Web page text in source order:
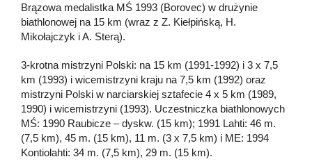
Brązowa medalistka MŚ 1993 (Borovec) w drużynie
biathlonowej na 15 km (wraz z Z. Kiełpińską, H.
Mikołajczyk i A. Sterą).
3-krotna mistrzyni Polski: na 15 km (1991-1992) i 3 x 7,5
km (1993) i wicemistrzyni kraju na 7,5 km (1992) oraz
mistrzyni Polski w narciarskiej sztafecie 4 x 5 km (1989,
1990) i wicemistrzyni (1993). Uczestniczka biathlonowych
MŚ: 1990 Raubicze – dyskw. (15 km); 1991 Lahti: 46 m.
(7,5 km), 45 m. (15 km), 11 m. (3 x 7,5 km) i ME: 1994
Kontiolahti: 34 m. (7,5 km), 29 m. (15 km).